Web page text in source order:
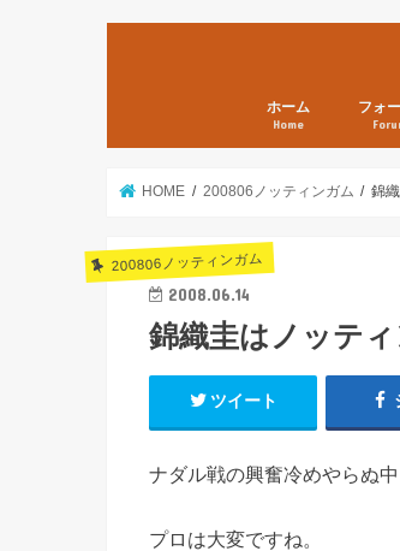
ホーム
Home
フォ
HOME 200806ノッティンガム 錦
200806ノッティンガム
2008.06.14
錦織圭はノッテ
ツイート
ナダル戦の興奮冷めやらぬ
プロは大変ですね。